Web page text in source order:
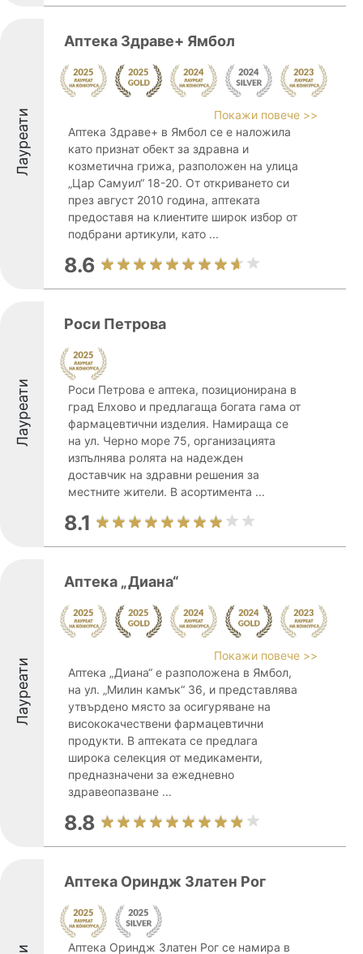
Лауреати
Аптека Здраве+ Ямбол
Покажи повече >>
Аптека Здраве+ в Ямбол се е наложила
като признат обект за здравна и
козметична грижа, разположен на улица
„Цар Самуил“ 18-20. От откриването си
през август 2010 година, аптеката
предоставя на клиентите широк избор от
подбрани артикули, като ...
8.6
Лауреати
Роси Петрова
Роси Петрова е аптека, позиционирана в
град Елхово и предлагаща богата гама от
фармацевтични изделия. Намираща се
на ул. Черно море 75, организацията
изпълнява ролята на надежден
доставчик на здравни решения за
местните жители. В асортимента ...
8.1
Лауреати
Аптека „Диана“
Покажи повече >>
Аптека „Диана“ е разположена в Ямбол,
на ул. „Милин камък“ 36, и представлява
утвърдено място за осигуряване на
висококачествени фармацевтични
продукти. В аптеката се предлага
широка селекция от медикаменти,
предназначени за ежедневно
здравеопазване ...
8.8
Аптека Ориндж Златен Рог
Аптека Ориндж Златен Рог се намира в